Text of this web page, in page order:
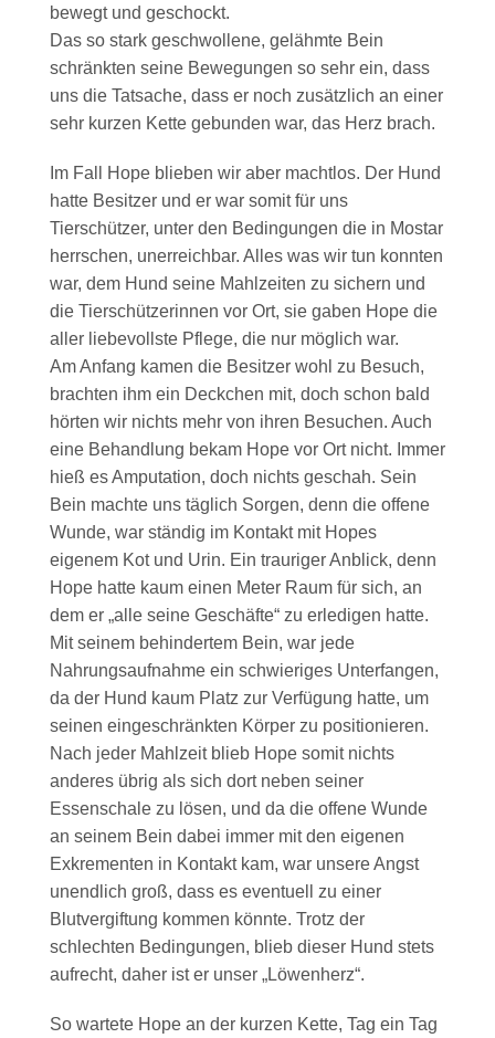
bewegt und geschockt.
Das so stark geschwollene, gelähmte Bein
schränkten seine Bewegungen so sehr ein, dass
uns die Tatsache, dass er noch zusätzlich an einer
sehr kurzen Kette gebunden war, das Herz brach.
Im Fall Hope blieben wir aber machtlos. Der Hund
hatte Besitzer und er war somit für uns
Tierschützer, unter den Bedingungen die in Mostar
herrschen, unerreichbar. Alles was wir tun konnten
war, dem Hund seine Mahlzeiten zu sichern und
die Tierschützerinnen vor Ort, sie gaben Hope die
aller liebevollste Pflege, die nur möglich war.
Am Anfang kamen die Besitzer wohl zu Besuch,
brachten ihm ein Deckchen mit, doch schon bald
hörten wir nichts mehr von ihren Besuchen. Auch
eine Behandlung bekam Hope vor Ort nicht. Immer
hieß es Amputation, doch nichts geschah. Sein
Bein machte uns täglich Sorgen, denn die offene
Wunde, war ständig im Kontakt mit Hopes
eigenem Kot und Urin. Ein trauriger Anblick, denn
Hope hatte kaum einen Meter Raum für sich, an
dem er „alle seine Geschäfte“ zu erledigen hatte.
Mit seinem behindertem Bein, war jede
Nahrungsaufnahme ein schwieriges Unterfangen,
da der Hund kaum Platz zur Verfügung hatte, um
seinen eingeschränkten Körper zu positionieren.
Nach jeder Mahlzeit blieb Hope somit nichts
anderes übrig als sich dort neben seiner
Essenschale zu lösen, und da die offene Wunde
an seinem Bein dabei immer mit den eigenen
Exkrementen in Kontakt kam, war unsere Angst
unendlich groß, dass es eventuell zu einer
Blutvergiftung kommen könnte. Trotz der
schlechten Bedingungen, blieb dieser Hund stets
aufrecht, daher ist er unser „Löwenherz“.
So wartete Hope an der kurzen Kette, Tag ein Tag